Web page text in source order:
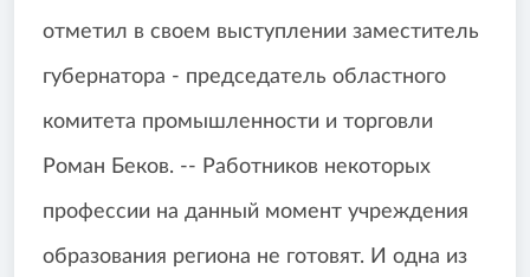
отметил в своем выступлении заместитель
губернатора - председатель областного
комитета промышленности и торговли
Роман Беков. -- Работников некоторых
профессии на данный момент учреждения
образования региона не готовят. И одна из